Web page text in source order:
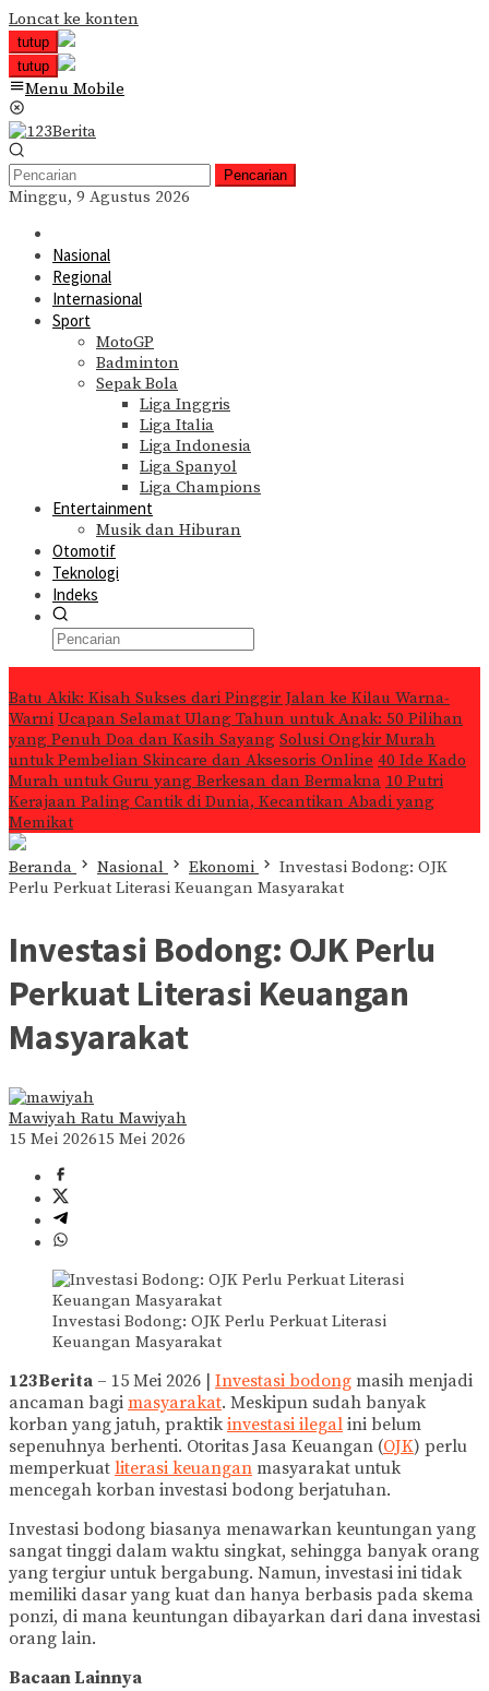
Loncat ke konten
tutup
tutup
Menu Mobile
Pencarian
Minggu, 9 Agustus 2026
Nasional
Regional
Internasional
Sport
MotoGP
Badminton
Sepak Bola
Liga Inggris
Liga Italia
Liga Indonesia
Liga Spanyol
Liga Champions
Entertainment
Musik dan Hiburan
Otomotif
Teknologi
Indeks
Batu Akik: Kisah Sukses dari Pinggir Jalan ke Kilau Warna-
Warni Ucapan Selamat Ulang Tahun untuk Anak: 50 Pilihan
yang Penuh Doa dan Kasih Sayang Solusi Ongkir Murah
untuk Pembelian Skincare dan Aksesoris Online 40 Ide Kado
Murah untuk Guru yang Berkesan dan Bermakna 10 Putri
Kerajaan Paling Cantik di Dunia, Kecantikan Abadi yang
Memikat
Beranda Nasional Ekonomi
Investasi Bodong: OJK
Perlu Perkuat Literasi Keuangan Masyarakat
Investasi Bodong: OJK Perlu
Perkuat Literasi Keuangan
Masyarakat
Mawiyah Ratu Mawiyah
15 Mei 202615 Mei 2026
Investasi Bodong: OJK Perlu Perkuat Literasi
Keuangan Masyarakat
123Berita – 15 Mei 2026 | Investasi bodong masih menjadi
ancaman bagi masyarakat. Meskipun sudah banyak
korban yang jatuh, praktik investasi ilegal ini belum
sepenuhnya berhenti. Otoritas Jasa Keuangan (OJK) perlu
memperkuat literasi keuangan masyarakat untuk
mencegah korban investasi bodong berjatuhan.
Investasi bodong biasanya menawarkan keuntungan yang
sangat tinggi dalam waktu singkat, sehingga banyak orang
yang tergiur untuk bergabung. Namun, investasi ini tidak
memiliki dasar yang kuat dan hanya berbasis pada skema
ponzi, di mana keuntungan dibayarkan dari dana investasi
orang lain.
Bacaan Lainnya